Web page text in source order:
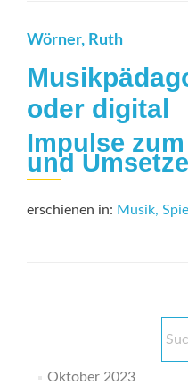
Wörner, Ruth
oder digital
Impulse
und
erschienen in: Musik,
Oktober 2023